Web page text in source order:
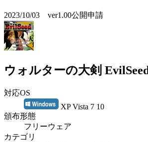
2023/10/03 ver1.00公開申請
ウォルターの大剣 EvilSeed
対応OS
XP Vista 7 10
頒布形態
フリーウェア
カテゴリ